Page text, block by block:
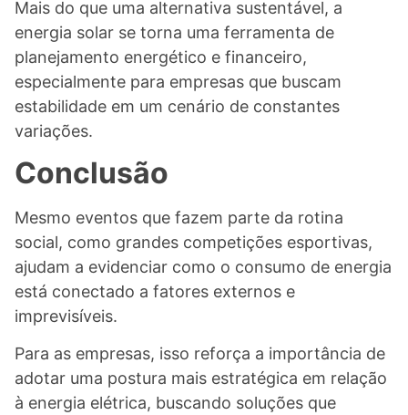
Mais do que uma alternativa sustentável, a
energia solar se torna uma ferramenta de
planejamento energético e financeiro,
especialmente para empresas que buscam
estabilidade em um cenário de constantes
variações.
Conclusão
Mesmo eventos que fazem parte da rotina
social, como grandes competições esportivas,
ajudam a evidenciar como o consumo de energia
está conectado a fatores externos e
imprevisíveis.
Para as empresas, isso reforça a importância de
adotar uma postura mais estratégica em relação
à energia elétrica, buscando soluções que